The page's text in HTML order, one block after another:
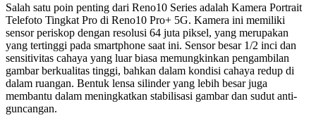
Salah satu poin penting dari Reno10 Series adalah Kamera Portrait
Telefoto Tingkat Pro di Reno10 Pro+ 5G. Kamera ini memiliki
sensor periskop dengan resolusi 64 juta piksel, yang merupakan
yang tertinggi pada smartphone saat ini. Sensor besar 1/2 inci dan
sensitivitas cahaya yang luar biasa memungkinkan pengambilan
gambar berkualitas tinggi, bahkan dalam kondisi cahaya redup di
dalam ruangan. Bentuk lensa silinder yang lebih besar juga
membantu dalam meningkatkan stabilisasi gambar dan sudut anti-
guncangan.